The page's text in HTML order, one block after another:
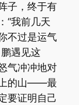
子，终于有
“我前几天
不过是运气
遇见这
气冲冲地对
上的山——最
要证明自己